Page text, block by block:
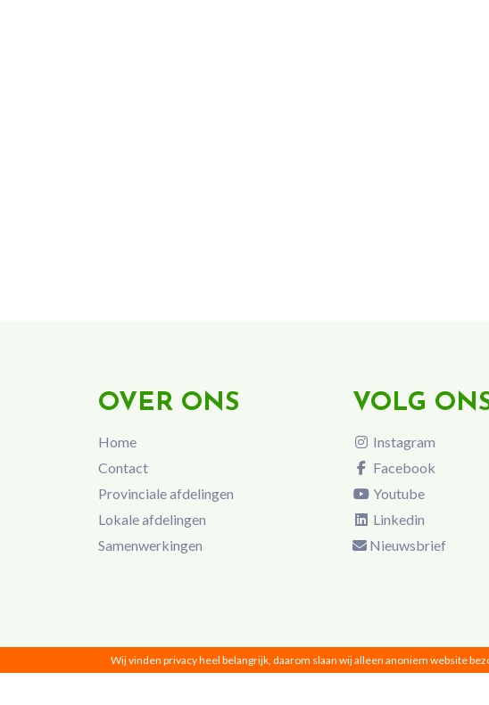
OVER ONS
Home
Contact
Provinciale afdelingen
Lokale afdelingen
Samenwerkingen
VOLG
Instagram
Facebook
Youtube
Linkedin
Nieuwsbrief
Wij vinden privacy heel belangrijk, daarom slaan wij alleen anoniem website